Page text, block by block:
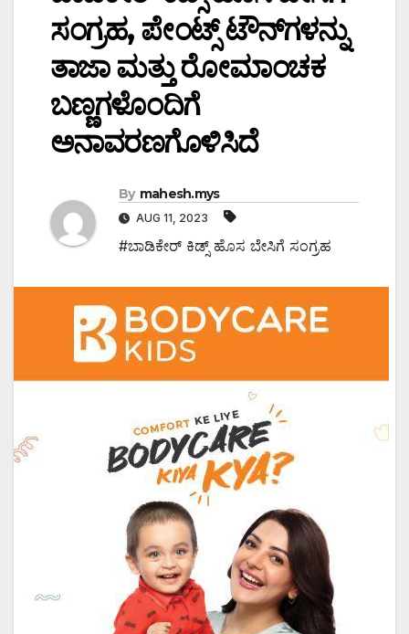
ಸಂಗ್ರಹ, ಪೇಂಟ್ಸ್ ಟೌನ್‍ಗಳನ್ನು
ತಾಜಾ ಮತ್ತು ರೋಮಾಂಚಕ
ಬಣ್ಣಗಳೊಂದಿಗೆ
ಅನಾವರಣಗೊಳಿಸಿದೆ
By mahesh.mys
AUG 11, 2023
#ಬಾಡಿಕೇರ್ ಕಿಡ್ಸ್ ಹೊಸ ಬೇಸಿಗೆ ಸಂಗ್ರಹ